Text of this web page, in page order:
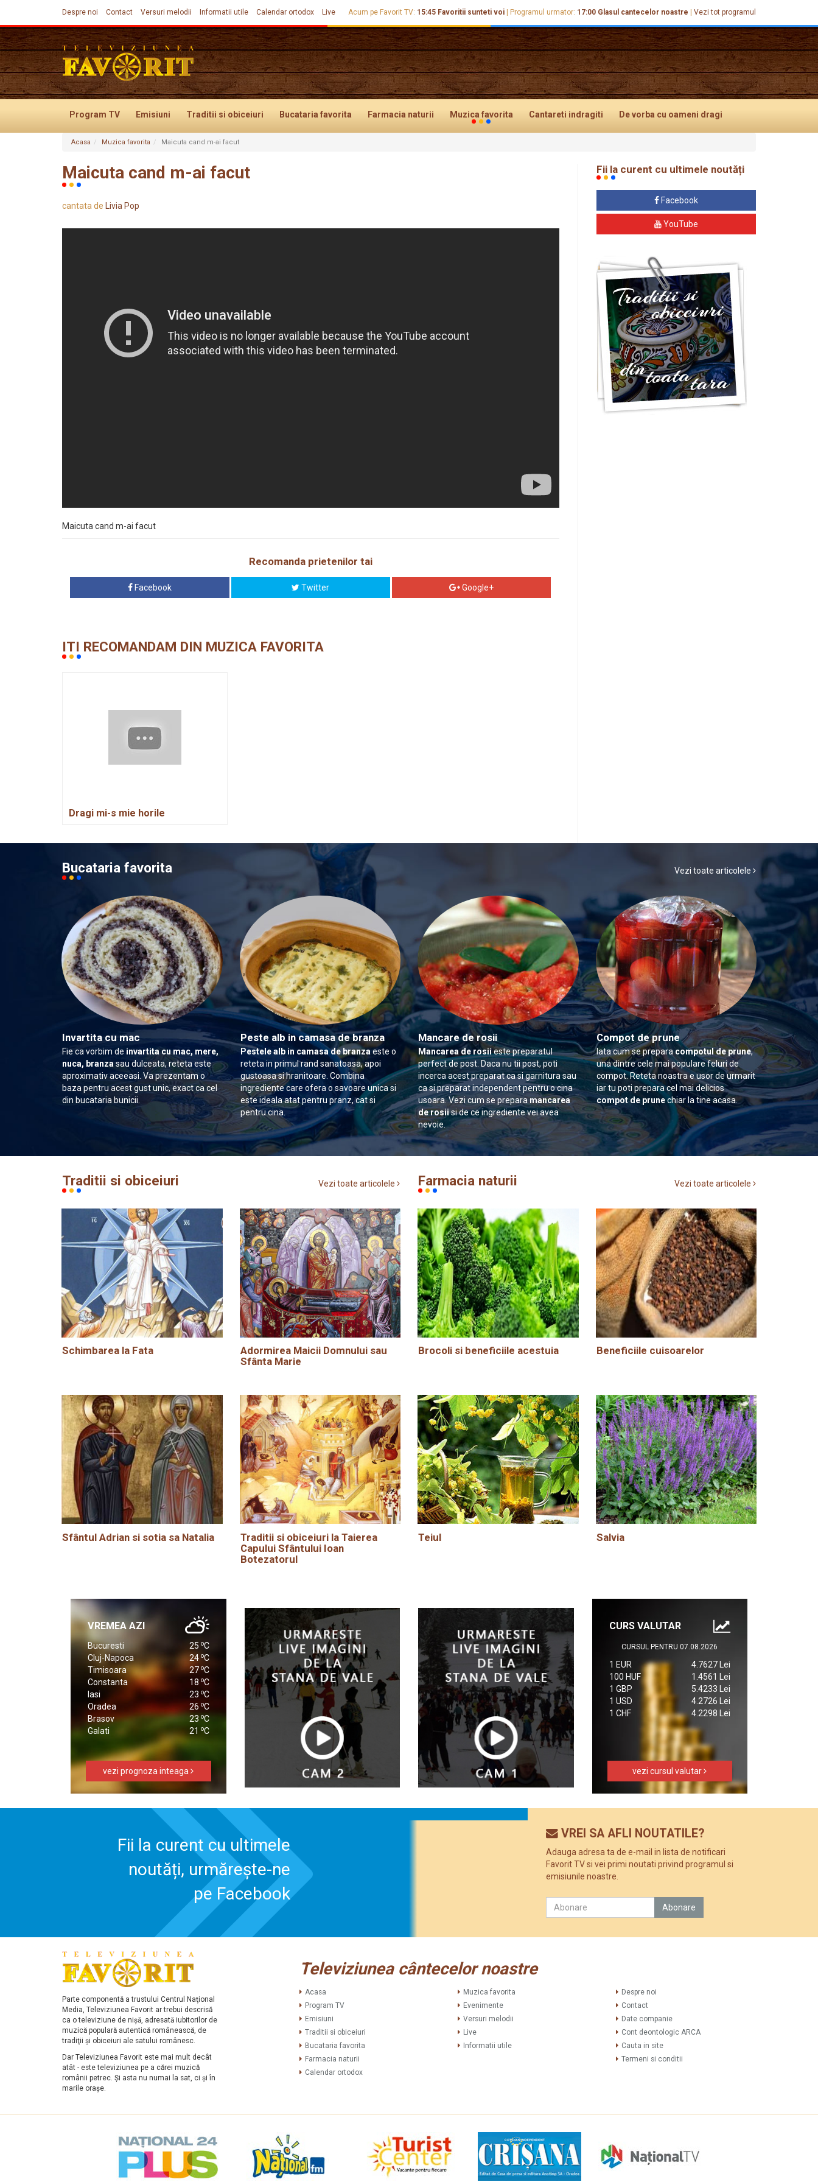
Despre noi Contact Versuri melodii Informatii utile Calendar ortodox Live Acum pe Favorit TV: 15:45 Favoritii sunteti voi Programul urmator: 17:00 Glasul cantecelor noastre Vezi tot programul
Program TV Emisiuni Traditii si obiceiuri Bucataria favorita Farmacia naturii Muzica favorita Cantareti indragiti De vorba cu oameni dragi
Evenimente
Acasa Muzica favorita Maicuta cand m-ai facut
Maicuta cand m-ai facut
cantata de Livia Pop
Maicuta cand m-ai facut
Recomanda prietenilor tai
Facebook Twitter Google+
ITI RECOMANDAM DIN MUZICA FAVORITA
Dragi mi-s mie horile
Fii la curent cu ultimele noutăți
Facebook
YouTube
Bucataria favorita Vezi toate articolele
Invartita cu mac
Fie ca vorbim de invartita cu mac, mere,
nuca, branzasau dulceata, reteta este
aproximativ aceeasi. Va prezentam o
baza pentru acest gust unic, exact ca cel
din bucataria bunicii.
Peste alb in camasa de branza
Pestele alb in camasa de branzaeste o
reteta in primul rand sanatoasa, apoi
gustoasa si hranitoare. Combina
ingrediente care ofera o savoare unica si
este ideala atat pentru pranz, cat si
pentru cina.
Mancare de rosii
Mancarea de rosiieste preparatul
perfect de post. Daca nu tii post, poti
incerca acest preparat ca si garnitura sau
ca si preparat independent pentru o cina
usoara. Vezi cum se prepara mancarea
de rosiisi de ce ingrediente vei avea
nevoie.
Compot de prune
Iata cum se preparacompotul de prune,
una dintre cele mai populare feluri de
compot. Reteta noastra e usor de urmarit
iar tu poti prepara cel mai delicios
compot de prunechiar la tine acasa.
Traditii si obiceiuri Vezi toate articolele
Schimbarea la Fata
Adormirea Maicii Domnului sau
Sfânta Marie
Sfântul Adrian si sotia sa Natalia
Traditii si obiceiuri la Taierea
Capului Sfântului Ioan
Botezatorul
Farmacia naturii Vezi toate articolele
Brocoli si beneficiile acestuia Beneficiile cuisoarelor
Teiul Salvia
VREMEA AZI
Bucuresti 25 oC
Cluj-Napoca
24 oC
Timisoara
27oC
Constanta
18 oC
Iasi
23 oC
Oradea
26 oC
Brasov
23 oC
Galati
21 oC
vezi prognoza inteaga
CURS VALUTAR
CURSUL PENTRU 07.08.2026
1 EUR
4.7627 Lei
100 HUF
1.4561 Lei
1 GBP
5.4233 Lei
1 USD
4.2726 Lei
1 CHF
4.2298 Lei
vezi cursul valutar
Fii la curent cu ultimele
noutăți, urmărește-ne
pe Facebook
VREI SA AFLI NOUTATILE?
Adauga adresa ta de e-mail in lista de notificari
Favorit TV si vei primi noutati privind programul si
emisiunile noastre.
Parte componentă a trustului Centrul Naţional
Media, Televiziunea Favorit ar trebui descrisă
ca o televiziune de nişă, adresată iubitorilor de
muzică populară autentică românească, de
tradiţii şi obiceiuri ale satului românesc.
Dar Televiziunea Favorit este mai mult decât
atât - este televiziunea pe a cărei muzică
românii petrec. Şi asta nu numai la sat, ci şi în
marile oraşe.
Televiziunea cântecelor noastre
Acasa
Program TV
Emisiuni
Traditii si obiceiuri
Bucataria favorita
Farmacia naturii
Calendar ortodox
Muzica favorita
Evenimente
Versuri melodii
Live
Informatii utile
Despre noi
Contact
Date companie
Cont deontologic ARCA
Cauta in site
Termeni si conditii